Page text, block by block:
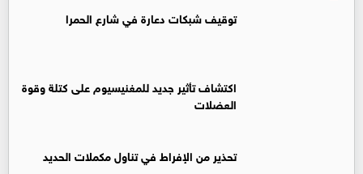
توقيف شبكات دعارة في شارع الحمرا
اكتشاف تأثير جديد للمغنيسيوم على كتلة وقوة
العضلات
تحذير من الإفراط في تناول مكملات الحديد